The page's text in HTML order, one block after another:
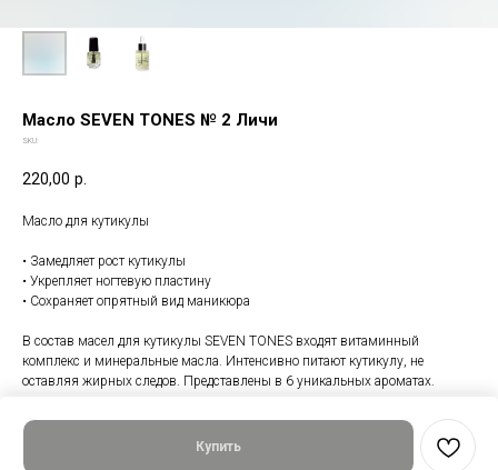
Масло SEVEN TONES № 2 Личи
SKU:
220,00 р.
Купить
Масло для кутикулы
• Замедляет рост кутикулы
• Укрепляет ногтевую пластину
• Сохраняет опрятный вид маникюра
В состав масел для кутикулы SEVEN TONES входят витаминный
комплекс и минеральные масла. Интенсивно питают кутикулу, не
оставляя жирных следов. Представлены в 6 уникальных ароматах.